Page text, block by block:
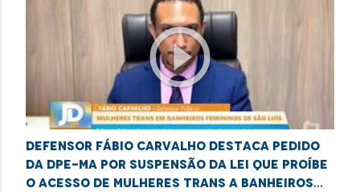
play_circle_outline
Defensor Fábio Carvalho destaca pedido
da DPE-MA por suspensão da lei que proíbe
o acesso de mulheres trans a banheiros